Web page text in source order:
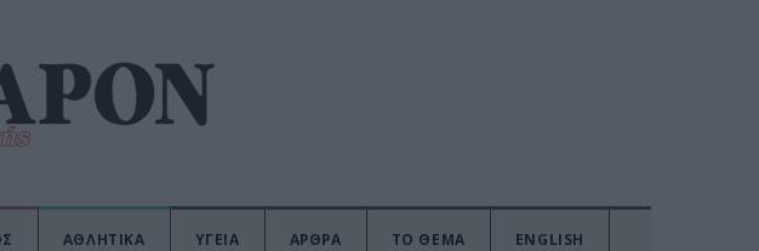
ΑΘΛΗΤΙΚΑ ΥΓΕΙΑ ΑΡΘΡΑ ΤΟ ΘΕΜΑ ENGLISH